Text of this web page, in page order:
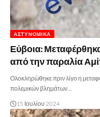
ΑΣΤΥΝΟΜΙΚΆ
Εύβοια:
από την παραλία
Ολοκληρώθηκε πριν λίγο η
πολεμικών βλημάτων…
15 Ιουλίου 2024